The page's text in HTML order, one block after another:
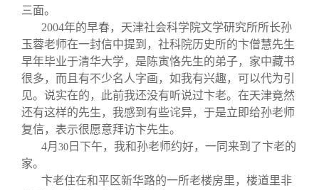
三面。
2004年的早春，天津社会科学院文学研究所所长孙
玉蓉老师在一封信中提到，社科院历史所的卞僧慧先生
早年毕业于清华大学，是陈寅恪先生的弟子，家中藏书
很多，而且有不少名人字画，如我有兴趣，可以代为引
见。说实在的，此前我还没有听说过卞老。在天津竟然
还有这样的先生，我感到有些诧异，于是立即给孙老师
复信，表示很愿意拜访卞先生。
4月 30 日下午，我和孙老师约好，一同来到了卞老的
家。
卞老住在和平区新华路的一所老楼房里，楼道里非